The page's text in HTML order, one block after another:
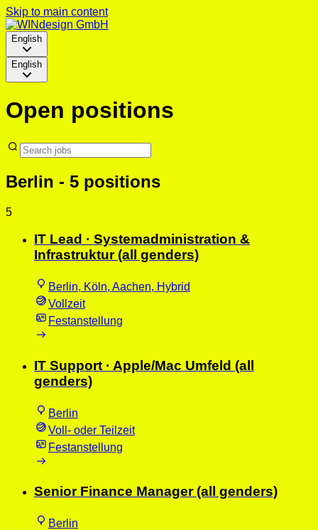
Skip to main content
English
English
Open positions
Berlin - 5 positions
5
IT Lead · Systemadministration &
Infrastruktur (all genders)
Berlin, Köln, Aachen, Hybrid
Vollzeit
Festanstellung
IT Support · Apple/Mac Umfeld (all
genders)
Berlin
Voll- oder Teilzeit
Festanstellung
Senior Finance Manager (all genders)
Berlin